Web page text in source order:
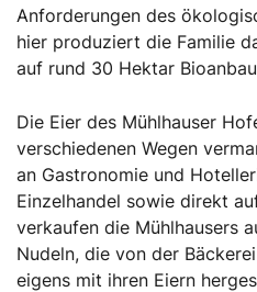
Anforderungen des
hier produziert die Familie
auf rund 30 Hektar
Die Eier des Mühlhauser
verschiedenen Wegen
an Gastronomie und
Einzelhandel sowie direkt
verkaufen die Mühlhausers
Nudeln, die von der
eigens mit ihren Eiern